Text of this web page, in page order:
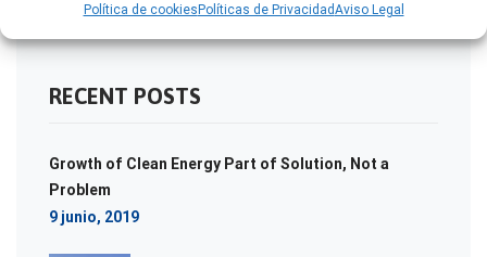
Política de cookiesPolíticas de PrivacidadAviso Legal
RECENT POSTS
Growth of Clean Energy Part of Solution, Not a
Problem
9 junio, 2019